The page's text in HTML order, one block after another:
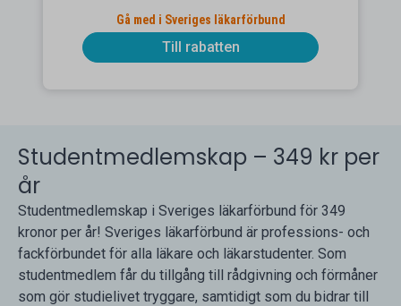
Gå med i Sveriges läkarförbund
Till rabatten
Studentmedlemskap – 349 kr per
år
Studentmedlemskap i Sveriges läkarförbund för 349
kronor per år! Sveriges läkarförbund är professions- och
fackförbundet för alla läkare och läkarstudenter. Som
studentmedlem får du tillgång till rådgivning och förmåner
som gör studielivet tryggare, samtidigt som du bidrar till